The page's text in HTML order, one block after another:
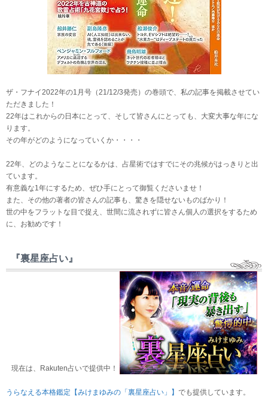
ザ・フナイ2022年の1月号（21/12/3発売）の巻頭で、私の記事を掲載させてい
ただきました！
22年はこれからの日本にとって、そして皆さんにとっても、大変大事な年にな
ります。
その年がどのようになっていくか・・・・
22年、どのようなことになるかは、占星術ではすでにその兆候がはっきりと出
ています。
有意義な1年にするため、ぜひ手にとって御覧くださいませ！
また、その他の著者の皆さんの記事も、驚きを隠せないものばかり！
世の中をフラットな目で捉え、世間に流されずに皆さん個人の選択をするため
に、お勧めです！
『裏星座占い』
現在は、Rakuten占いで提供中！
うらなえる本格鑑定【みけまゆみの「裏星座占い」】 でも提供しています。